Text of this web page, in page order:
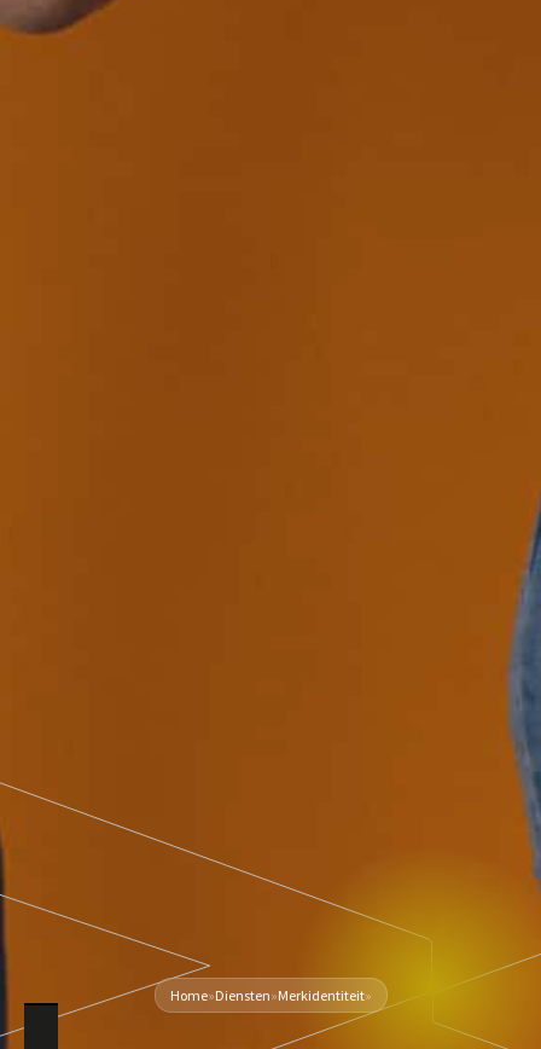
Home»Diensten»Merkidentiteit»